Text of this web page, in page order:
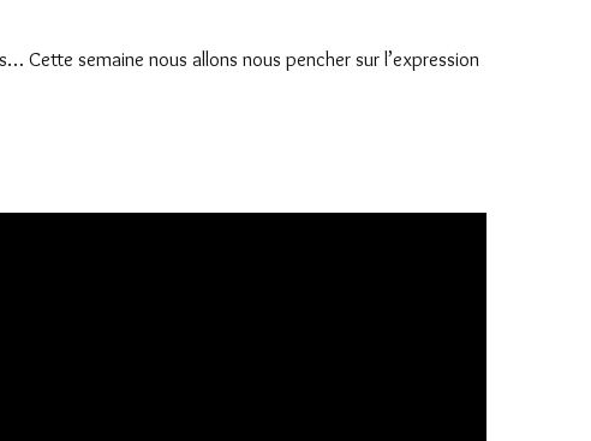
semaine nous allons nous pencher sur l’expression